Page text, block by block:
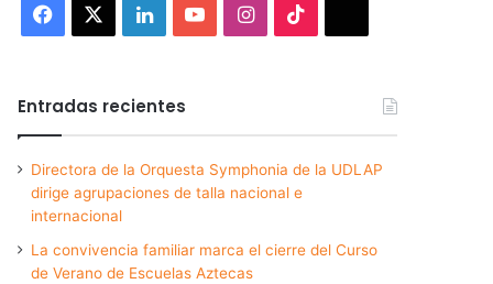
Facebook LinkedInYouTubeInstagram
Entradas recientes
Directora de la Orquesta Symphonia de la UDLAP
dirige agrupaciones de talla nacional e
internacional
La convivencia familiar marca el cierre del Curso
de Verano de Escuelas Aztecas